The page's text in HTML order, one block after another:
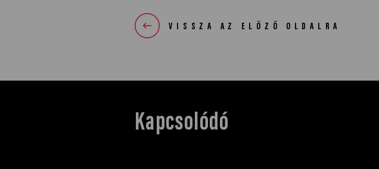
VISSZA AZ ELŐZŐ OLDALRA
Kapcsolódó